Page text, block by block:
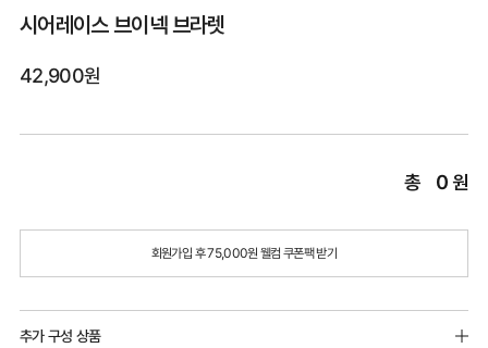
시어레이스 브이넥 브라렛
42,900원
총 0원
회원가입 후 75,000원 웰컴 쿠폰팩 받기
추가 구성 상품